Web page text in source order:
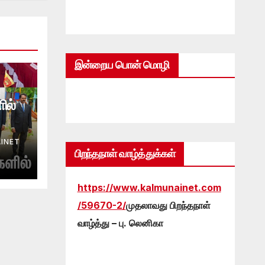
இன்றைய பொன் மொழி
பிறந்தநாள் வாழ்த்துக்கள்
https://www.kalmunainet.com
/59670-2/முதலாவது பிறந்தநாள்
வாழ்த்து – பு. லெனிகா